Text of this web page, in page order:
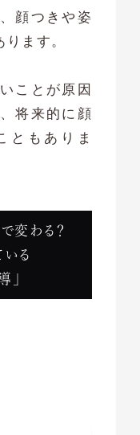
顔つきや姿
ます。
ことが原因
将来的に顔
ともありま
変わる？
る
」